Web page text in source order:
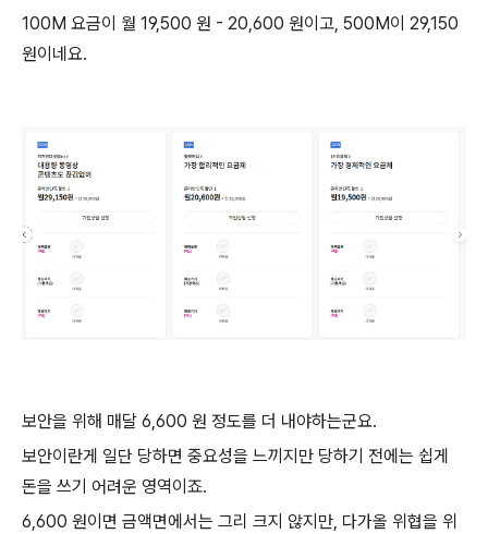
100M 요금이 월 19,500 원 - 20,600 원이고, 500M이 29,150
원이네요.
보안을 위해 매달 6,600 원 정도를 더 내야하는군요.
보안이란게 일단 당하면 중요성을 느끼지만 당하기 전에는 쉽게
돈을 쓰기 어려운 영역이죠.
6,600 원이면 금액면에서는 그리 크지 않지만, 다가올 위협을 위